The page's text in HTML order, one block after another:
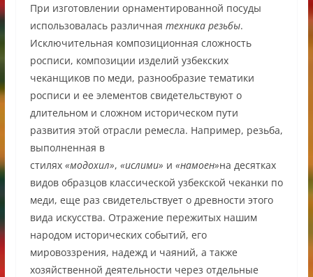
При изготовлении орнаментированной посуды
использовалась различная техника резьбы.
Исключительная композиционная сложность
росписи, композиции изделий узбекских
чеканщиков по меди, разнообразие тематики
росписи и ее элементов свидетельствуют о
длительном и сложном историческом пути
развития этой отрасли ремесла. Например, резьба,
выполненная в
стилях «модохил», «ислими» и «намоен»на десятках
видов образцов классической узбекской чеканки по
меди, еще раз свидетельствует о древности этого
вида искусства. Отражение пережитых нашим
народом исторических событий, его
мировоззрения, надежд и чаяний, а также
хозяйственной деятельности через отдельные